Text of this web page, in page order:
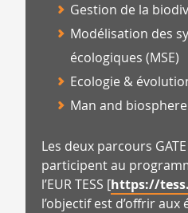
Gestion de la
Modélisation des
écologiques (MSE)
Ecologie &
Man and biosphere
Les deux parcours GATE
participent au
l’EUR TESS [https://
l’objectif est d’offrir